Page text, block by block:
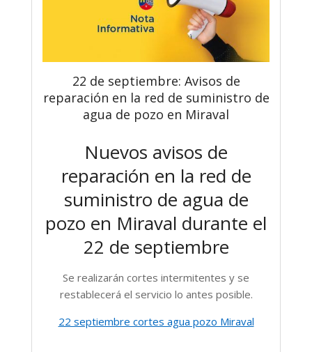
22 de septiembre: Avisos de
reparación en la red de suministro de
agua de pozo en Miraval
Nuevos avisos de
reparación en la red de
suministro de agua de
pozo en Miraval durante el
22 de septiembre
Se realizarán cortes intermitentes y se
restablecerá el servicio lo antes posible.
22 septiembre cortes agua pozo Miraval